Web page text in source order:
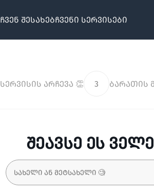
ჩვენ შესახებჩვენი სერვისები
სერვისის არჩევა 👏 3 ბარათის
შეავსე ეს